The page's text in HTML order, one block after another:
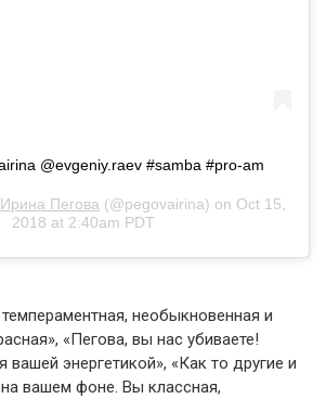
@evgeniy.raev #samba #pro-am
Ирина Пегова (@pegovairina) on Oct 15,
2018 at 2:40am PDT
необыкновенная и
«Пегова, вы нас убиваете!
вашей энергетикой», «Как то другие и
вашем фоне. Вы классная,